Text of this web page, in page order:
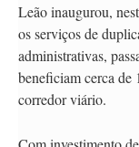
Leão inaugurou,
os serviços de
administrativas,
beneficiam cerca
corredor viário.